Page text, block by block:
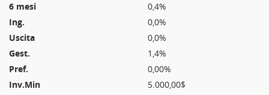
0,4%
0,0%
0,0%
1,4%
0,00%
5.000,00$